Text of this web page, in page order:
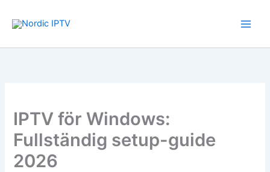
IPTV för Windows:
Fullständig setup-guide
2026